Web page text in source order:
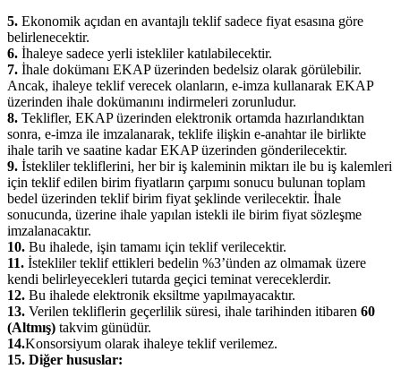
5. Ekonomik açıdan en avantajlı teklif sadece fiyat esasına göre
belirlenecektir.
6. İhaleye sadece yerli istekliler katılabilecektir.
7. İhale dokümanı EKAP üzerinden bedelsiz olarak görülebilir.
Ancak, ihaleye teklif verecek olanların, e-imza kullanarak EKAP
üzerinden ihale dokümanını indirmeleri zorunludur.
8. Teklifler, EKAP üzerinden elektronik ortamda hazırlandıktan
sonra, e-imza ile imzalanarak, teklife ilişkin e-anahtar ile birlikte
ihale tarih ve saatine kadar EKAP üzerinden gönderilecektir.
9. İstekliler tekliflerini, her bir iş kaleminin miktarı ile bu iş kalemleri
için teklif edilen birim fiyatların çarpımı sonucu bulunan toplam
bedel üzerinden teklif birim fiyat şeklinde verilecektir. İhale
sonucunda, üzerine ihale yapılan istekli ile birim fiyat sözleşme
imzalanacaktır.
10. Bu ihalede, işin tamamı için teklif verilecektir.
11. İstekliler teklif ettikleri bedelin %3’ünden az olmamak üzere
kendi belirleyecekleri tutarda geçici teminat vereceklerdir.
12. Bu ihalede elektronik eksiltme yapılmayacaktır.
13. Verilen tekliflerin geçerlilik süresi, ihale tarihinden itibaren 60
(Altmış) takvim günüdür.
14.Konsorsiyum olarak ihaleye teklif verilemez.
15. Diğer hususlar: